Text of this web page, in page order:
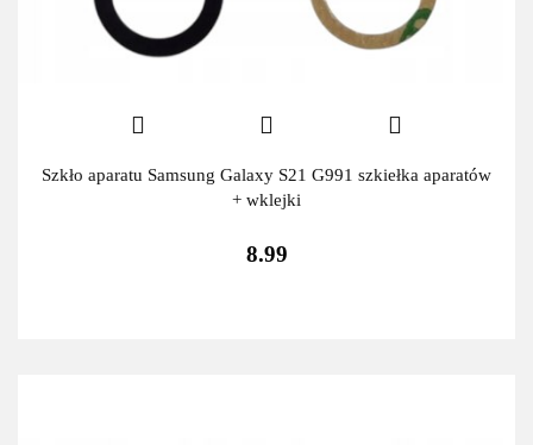
Szkło aparatu Samsung Galaxy S21 G991 szkiełka aparatów
+ wklejki
8.99